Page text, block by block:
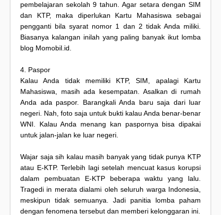
pembelajaran sekolah 9 tahun. Agar setara dengan SIM
dan KTP, maka diperlukan Kartu Mahasiswa sebagai
pengganti bila syarat nomor 1 dan 2 tidak Anda miliki.
Biasanya kalangan inilah yang paling banyak ikut lomba
blog Momobil.id.
4. Paspor
Kalau Anda tidak memiliki KTP, SIM, apalagi Kartu
Mahasiswa, masih ada kesempatan. Asalkan di rumah
Anda ada paspor. Barangkali Anda baru saja dari luar
negeri. Nah, foto saja untuk bukti kalau Anda benar-benar
WNI. Kalau Anda menang kan paspornya bisa dipakai
untuk jalan-jalan ke luar negeri.
Wajar saja sih kalau masih banyak yang tidak punya KTP
atau E-KTP. Terlebih lagi setelah mencuat kasus korupsi
dalam pembuatan E-KTP beberapa waktu yang lalu.
Tragedi in merata dialami oleh seluruh warga Indonesia,
meskipun tidak semuanya. Jadi panitia lomba paham
dengan fenomena tersebut dan memberi kelonggaran ini.